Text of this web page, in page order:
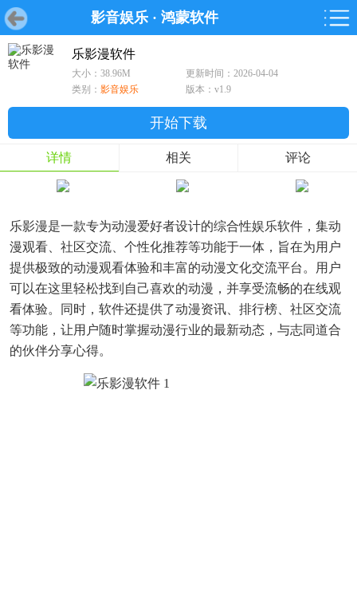
影音娱乐 · 鸿蒙软件
首页 游戏
首页 游戏 软件 鸿蒙
游戏
鸿蒙
软件
乐影漫软件
大小：38.96M
更新时间：2026-04-04
类别： 影音娱乐 版本：v1.9
开始下载
详情 相关 评论
乐影漫是一款专为动漫爱好者设计的综合性娱乐软件，集动
漫观看、社区交流、个性化推荐等功能于一体，旨在为用户
提供极致的动漫观看体验和丰富的动漫文化交流平台。用户
可以在这里轻松找到自己喜欢的动漫，并享受流畅的在线观
看体验。同时，软件还提供了动漫资讯、排行榜、社区交流
等功能，让用户随时掌握动漫行业的最新动态，与志同道合
的伙伴分享心得。